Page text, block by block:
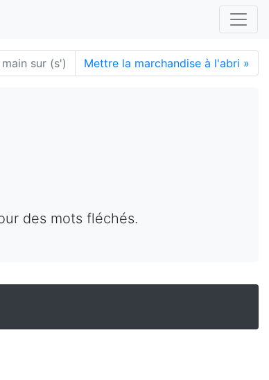
sur (s') Mettre la marchandise à l'abri »
des mots fléchés.